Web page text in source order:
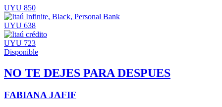
UYU 850
UYU 638
UYU 723
Disponible
NO TE DEJES PARA DESPUES
FABIANA JAFIF